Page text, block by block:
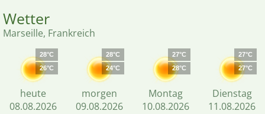
Wetter
Marseille, Frankreich
28°C
26°C
heute
08.08.2026
28°C
24°C
morgen
09.08.2026
27°C
28°C
Montag
10.08.2026
27°C
27°C
Dienstag
11.08.2026